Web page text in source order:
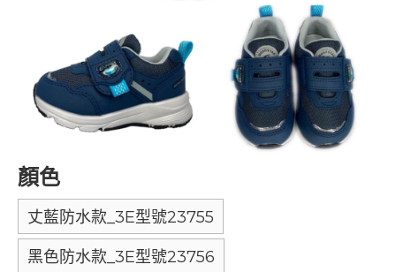
顏色
丈藍防水款_3E型號23755
黑色防水款_3E型號23756